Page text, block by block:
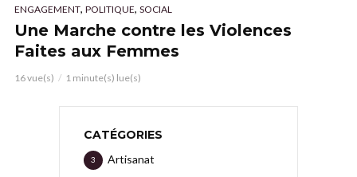
ENGAGEMENT, POLITIQUE, SOCIAL
Une Marche contre les Violences
Faites aux Femmes
16 vue(s) 1 minute(s) lue(s)
CATÉGORIES
Artisanat
3